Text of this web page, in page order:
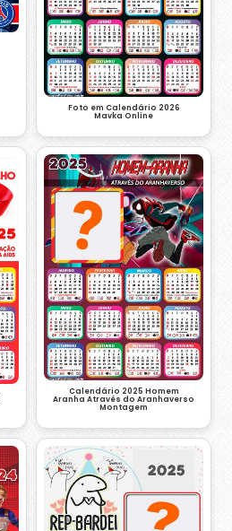
Foto em Calendário 2026
Mavka Online
Calendário 2025 Homem
Aranha Através do Aranhaverso
Montagem